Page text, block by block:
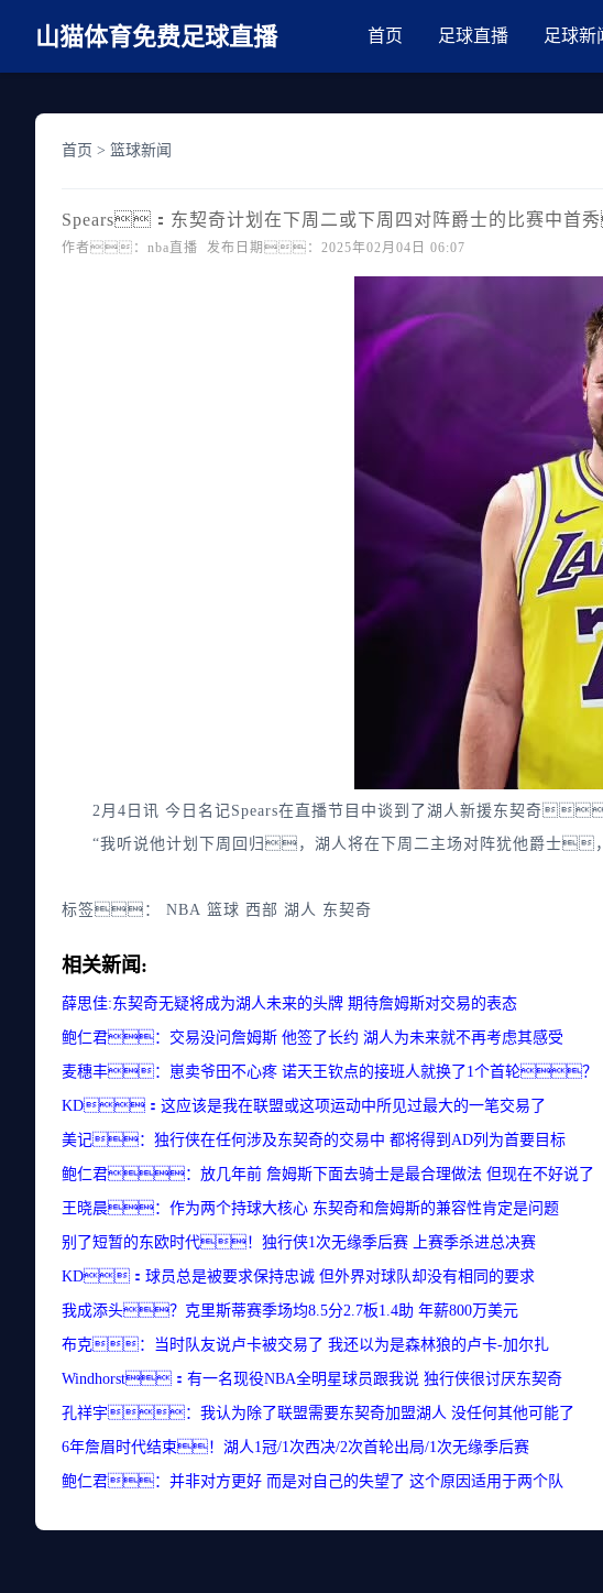
山猫体育免费足球直播 首页 足球直播 足球新
首页 > 篮球新闻
Spears：东契奇计划在下周二或下周四对阵爵士的比赛中首
作者：nba直播 发布日期：2025年02月04日 06:07
2月4日讯 今日名记Spears在直播节目中谈到了湖人新援东契奇
“我听说他计划下周回归，湖人将在下周二主场对阵犹他爵士
标签： NBA 篮球 西部 湖人 东契奇
相关新闻:
薛思佳:东契奇无疑将成为湖人未来的头牌 期待詹姆斯对交易的表态
鲍仁君：交易没问詹姆斯 他签了长约 湖人为未来就不再考虑其感受
麦穗丰：崽卖爷田不心疼 诺天王钦点的接班人就换了1个首轮？
KD：这应该是我在联盟或这项运动中所见过最大的一笔交易了
美记：独行侠在任何涉及东契奇的交易中 都将得到AD列为首要目标
鲍仁君：放几年前 詹姆斯下面去骑士是最合理做法 但现在不好说了
王晓晨：作为两个持球大核心 东契奇和詹姆斯的兼容性肯定是问题
别了短暂的东欧时代！独行侠1次无缘季后赛 上赛季杀进总决赛
KD：球员总是被要求保持忠诚 但外界对球队却没有相同的要求
我成添头？克里斯蒂赛季场均8.5分2.7板1.4助 年薪800万美元
布克：当时队友说卢卡被交易了 我还以为是森林狼的卢卡-加尔扎
Windhorst：有一名现役NBA全明星球员跟我说 独行侠很讨厌东契奇
孔祥宇：我认为除了联盟需要东契奇加盟湖人 没任何其他可能了
6年詹眉时代结束！湖人1冠/1次西决/2次首轮出局/1次无缘季后赛
鲍仁君：并非对方更好 而是对自己的失望了 这个原因适用于两个队